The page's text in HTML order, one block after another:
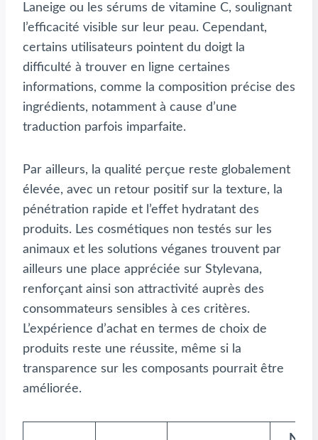
Laneige ou les sérums de vitamine C, soulignant
l’efficacité visible sur leur peau. Cependant,
certains utilisateurs pointent du doigt la
difficulté à trouver en ligne certaines
informations, comme la composition précise des
ingrédients, notamment à cause d’une
traduction parfois imparfaite.
Par ailleurs, la qualité perçue reste globalement
élevée, avec un retour positif sur la texture, la
pénétration rapide et l’effet hydratant des
produits. Les cosmétiques non testés sur les
animaux et les solutions véganes trouvent par
ailleurs une place appréciée sur Stylevana,
renforçant ainsi son attractivité auprès des
consommateurs sensibles à ces critères.
L’expérience d’achat en termes de choix de
produits reste une réussite, même si la
transparence sur les composants pourrait être
améliorée.